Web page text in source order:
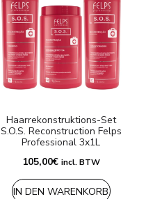
Haarrekonstruktions-Set
S.O.S. Reconstruction Felps
Professional 3x1L
105,00€ incl. BTW
IN DEN WARENKORB